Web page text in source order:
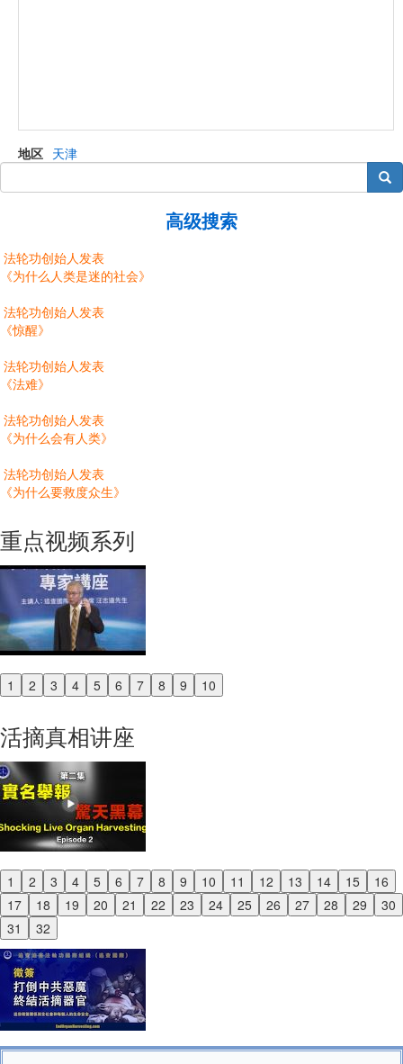
地区 天津
搜索
高级搜索
法轮功创始人发表
《为什么人类是迷的社会》
法轮功创始人发表
《惊醒》
法轮功创始人发表
《法难》
法轮功创始人发表
《为什么会有人类》
法轮功创始人发表
《为什么要救度众生》
重点视频系列
1 2 3 4 5 6 7 8 9 10
Previous
活摘真相讲座
1 2 3 4 5 6 7 8 9 10 11 12 13 14 15
16
17
18 19 20 21 22 23 24 25 26 27 28 29
30
31
32
Previous
Next